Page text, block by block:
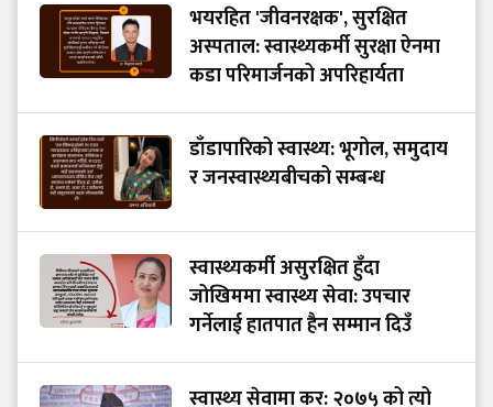
भयरहित 'जीवनरक्षक', सुरक्षित
अस्पताल: स्वास्थ्यकर्मी सुरक्षा ऐनमा
कडा परिमार्जनको अपरिहार्यता
डाँडापारिको स्वास्थ्य: भूगोल, समुदाय
र जनस्वास्थ्यबीचको सम्बन्ध
स्वास्थ्यकर्मी असुरक्षित हुँदा
जोखिममा स्वास्थ्य सेवा: उपचार
गर्नेलाई हातपात हैन सम्मान दिउँ
स्वास्थ्य सेवामा कर: २०७५ को त्यो